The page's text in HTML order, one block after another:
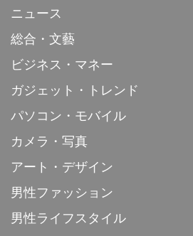
ニュース
総合・文藝
ビジネス・マネー
ガジェット・トレンド
パソコン・モバイル
カメラ・写真
アート・デザイン
男性ファッション
男性ライフスタイル